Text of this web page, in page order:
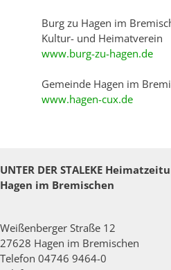
Burg zu Hagen im
Kultur- und Heimatverein
www.burg-zu-hagen.de
Gemeinde Hagen im
www.hagen-cux.de
UNTER DER STALEKE
Hagen im Bremischen
Weißenberger Straße 12
27628 Hagen im Bremischen
Telefon 04746 9464-0